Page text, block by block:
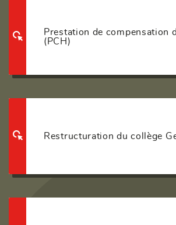
Prestation de compensation
(PCH)
Restructuration du collège